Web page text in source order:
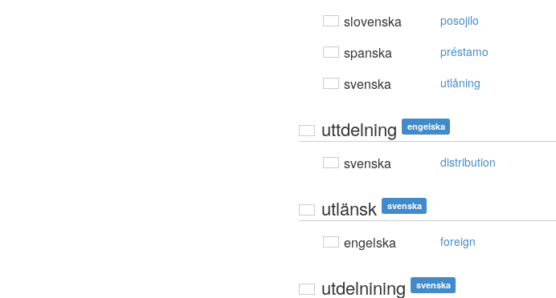
slovenska posojilo
spanska préstamo
svenska utlåning
uttdelning engelska
svenska distribution
utlänsk svenska
engelska foreign
utdelnining svenska